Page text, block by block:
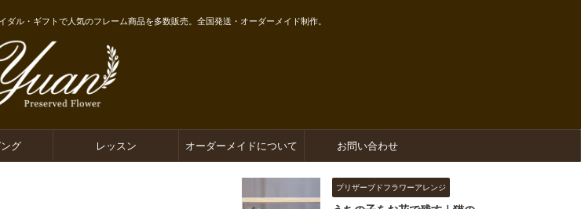
ル・ギフトで人気のフレーム商品を多数販売。全国発送・オーダーメイド制作。
グ レッスン オーダーメイドについて お問い合わせ
プリザーブドフラワーアレンジ